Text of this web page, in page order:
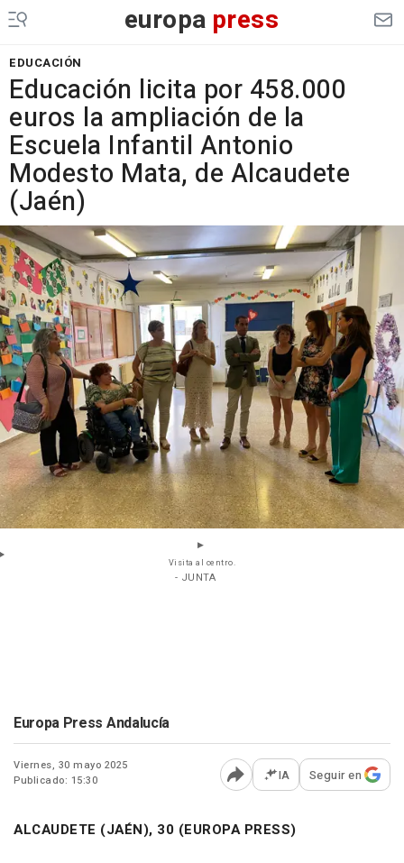
europa press
EDUCACIÓN
Educación licita por 458.000
euros la ampliación de la
Escuela Infantil Antonio
Modesto Mata, de Alcaudete
(Jaén)
Visita al centro.
- JUNTA
Europa Press Andalucía
Viernes, 30 mayo 2025
Publicado: 15:30
Abrir opciones para
IA Seguir en
ALCAUDETE (JAÉN), 30 (EUROPA PRESS)